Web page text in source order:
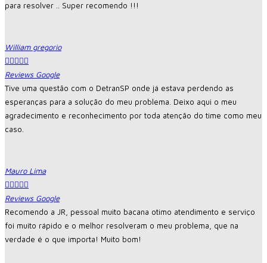
para resolver .. Super recomendo !!!
William gregorio

Reviews Google
Tive uma questão com o DetranSP onde já estava perdendo as
esperanças para a solução do meu problema. Deixo aqui o meu
agradecimento e reconhecimento por toda atenção do time como meu
caso.
Mauro Lima

Reviews Google
Recomendo a JR, pessoal muito bacana otimo atendimento e serviço
foi muito rápido e o melhor resolveram o meu problema, que na
verdade é o que importa! Muito bom!